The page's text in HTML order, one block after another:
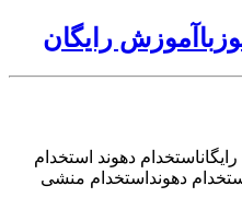
رایگان
دهوند استخدام
دهونداستخدام منشی